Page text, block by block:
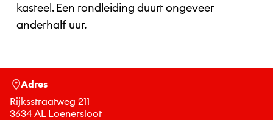
kasteel. Een rondleiding duurt ongeveer
anderhalf uur.
Adres
Rijksstraatweg 211
3634 AL Loenersloot